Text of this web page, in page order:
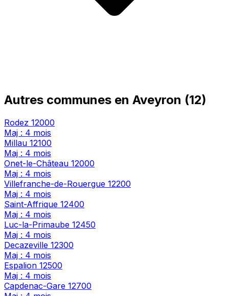
Autres communes en Aveyron (12)
Rodez 12000
Maj : 4 mois
Millau 12100
Maj : 4 mois
Onet-le-Château 12000
Maj : 4 mois
Villefranche-de-Rouergue 12200
Maj : 4 mois
Saint-Affrique 12400
Maj : 4 mois
Luc-la-Primaube 12450
Maj : 4 mois
Decazeville 12300
Maj : 4 mois
Espalion 12500
Maj : 4 mois
Capdenac-Gare 12700